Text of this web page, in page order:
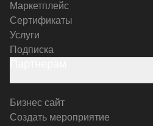
Маркетплейс
Сертификаты
Услуги
Подписка
Бизнес сайт
Создать мероприятие